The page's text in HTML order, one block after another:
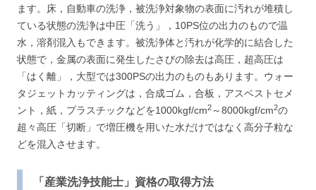
ます。床，自動車の洗浄，被洗浄対象物の表面に汚れが堆積し
ている状態の洗浄は中圧「洗う」，10PS位の出力のもので温
水，溶剤混入もできます。被洗浄体と汚れが化学的に結合した
状態で，金属の表面に発生したさびの除去は高圧，超高圧は
「はく離」，大型では300PSの出力のものもあります。ウォー
タジェットカッティングは，合成ゴム，合板，アスベストセメ
ント，紙，プラスチックなどを1000kgf/cm2 ～8000kgf/cm2の
超々高圧「切断」で増圧機を用いた水だけではなく高分子粒な
どを混入させます。
「産業洗浄技能士」資格の取得方法